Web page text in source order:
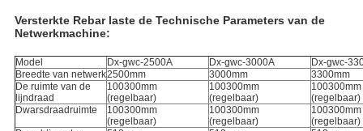
Versterkte Rebar laste de Technische Parameters van de
Netwerkmachine:
Model Dx-gwc-2500A Dx-gwc-3000A
Dx-gwc-
Breedte van netwerk2500mm 3000mm
3300mm
De ruimte van de
lijndraad
100300mm
(regelbaar)
100300mm
(regelbaar)
100300mm
(regelbaar)
Dwarsdraadruimte
100300mm
(regelbaar)
100300mm
(regelbaar)
100300mm
(regelbaar)